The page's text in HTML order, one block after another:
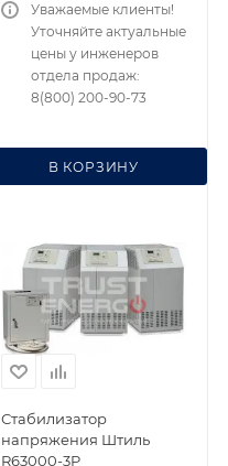
В КОРЗИНУ
Уважаемые клиенты!
Уточняйте актуальные
цены у инженеров
отдела продаж:
8(800) 200-90-73
Стабилизатор
напряжения Штиль
R63000-3P